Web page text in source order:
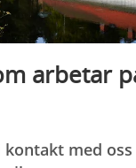
arbetar
med